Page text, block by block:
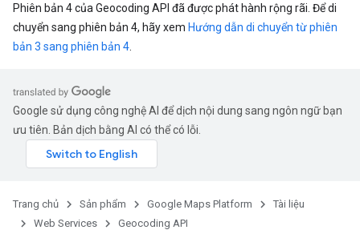
Phiên bản 4 của Geocoding API đã được phát hành rộng rãi. Để di
chuyển sang phiên bản 4, hãy xem Hướng dẫn di chuyển từ phiên
bản 3 sang phiên bản 4
Google sử dụng công nghệ AI để dịch nội dung sang ngôn ngữ bạn
ưu tiên. Bản dịch bằng AI có thể có lỗi.
Trang chủ Sản phẩm Google Maps Platform
Tài liệu
Web Services
Geocoding API